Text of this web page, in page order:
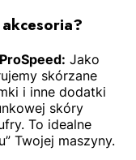
Jako
skórzane
i inne dodatki
skóry
To idealne
Twojej maszyny.